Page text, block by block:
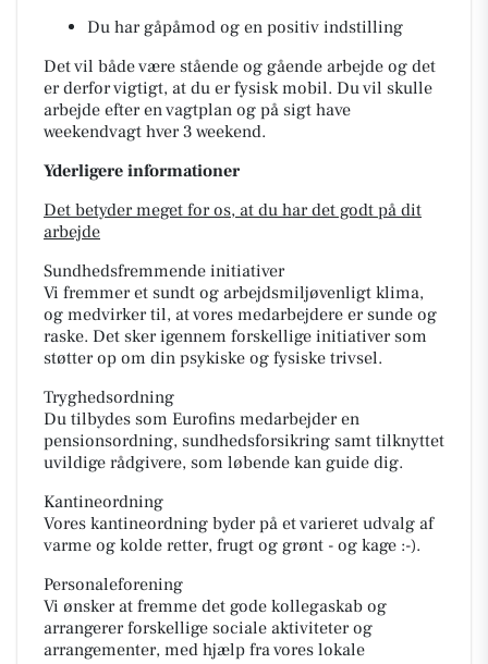
Du har gåpåmod og en positiv indstilling
Det vil både være stående og gående arbejde og det
er derfor vigtigt, at du er fysisk mobil. Du vil skulle
arbejde efter en vagtplan og på sigt have
weekendvagt hver 3 weekend.
Yderligere informationer
Det betyder meget for os, at du har det godt på dit
arbejde
Sundhedsfremmende initiativer
Vi fremmer et sundt og arbejdsmiljøvenligt klima,
og medvirker til, at vores medarbejdere er sunde og
raske. Det sker igennem forskellige initiativer som
støtter op om din psykiske og fysiske trivsel.
Tryghedsordning
Du tilbydes som Eurofins medarbejder en
pensionsordning, sundhedsforsikring samt tilknyttet
uvildige rådgivere, som løbende kan guide dig.
Kantineordning
Vores kantineordning byder på et varieret udvalg af
varme og kolde retter, frugt og grønt - og kage :-).
Personaleforening
Vi ønsker at fremme det gode kollegaskab og
arrangerer forskellige sociale aktiviteter og
arrangementer, med hjælp fra vores lokale